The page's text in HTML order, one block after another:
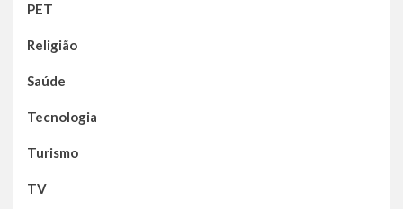
PET
Religião
Saúde
Tecnologia
Turismo
TV